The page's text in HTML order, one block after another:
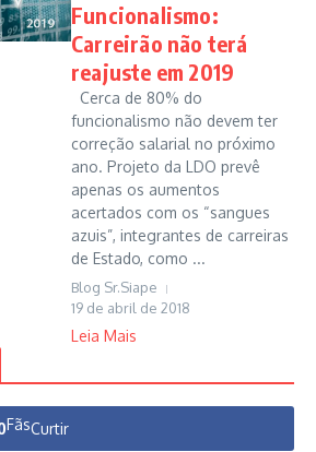
Funcionalismo:
Carreirão não terá
reajuste em 2019
Cerca de 80% do
funcionalismo não devem ter
correção salarial no próximo
ano. Projeto da LDO prevê
apenas os aumentos
acertados com os “sangues
azuis”, integrantes de carreiras
de Estado, como ...
Blog Sr.Siape
19 de abril de 2018
Leia Mais
FãsCurtir